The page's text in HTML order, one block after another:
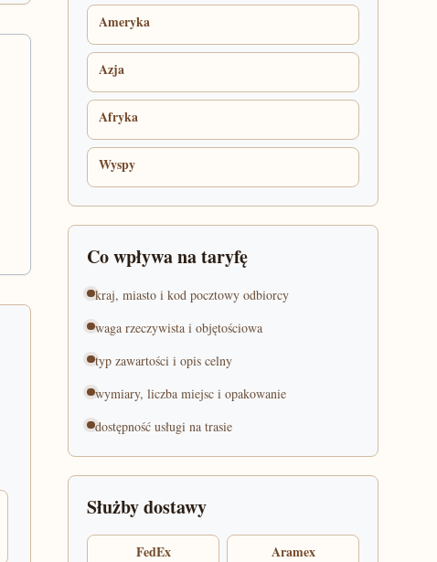
Ameryka
Azja
Afryka
Wyspy
Co wpływa na taryfę
kraj, miasto i kod pocztowy odbiorcy
waga rzeczywista i objętościowa
typ zawartości i opis celny
wymiary, liczba miejsc i opakowanie
dostępność usługi na trasie
Służby dostawy
FedEx Aramex